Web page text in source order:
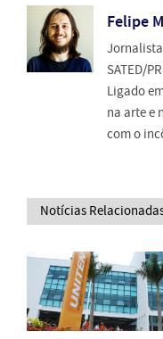
Felipe
SATED/
Ligado
na arte e
com o
Notícias